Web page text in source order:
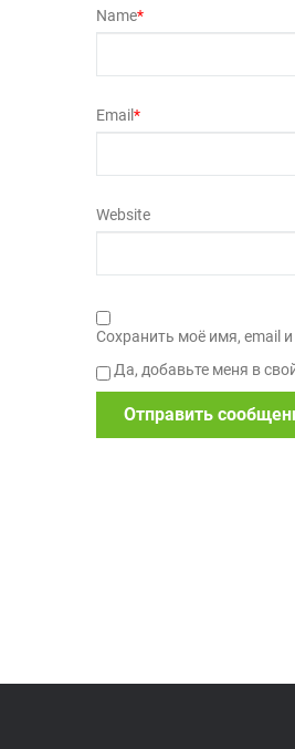
Name*
Email*
Website
Сохранить моё имя, email
Да, добавьте меня в